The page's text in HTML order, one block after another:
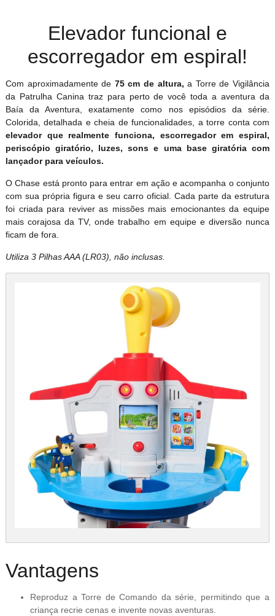
Elevador funcional e
escorregador em espiral!
Com aproximadamente de 75 cm de altura, a Torre de Vigilância
da Patrulha Canina traz para perto de você toda a aventura da
Baía da Aventura, exatamente como nos episódios da série.
Colorida, detalhada e cheia de funcionalidades, a torre conta com
elevador que realmente funciona, escorregador em espiral,
periscópio giratório, luzes, sons e uma base giratória com
lançador para veículos.
O Chase está pronto para entrar em ação e acompanha o conjunto
com sua própria figura e seu carro oficial. Cada parte da estrutura
foi criada para reviver as missões mais emocionantes da equipe
mais corajosa da TV, onde trabalho em equipe e diversão nunca
ficam de fora.
Utiliza 3 Pilhas AAA (LR03), não inclusas.
Vantagens
Reproduz a Torre de Comando da série, permitindo que a
criança recrie cenas e invente novas aventuras.